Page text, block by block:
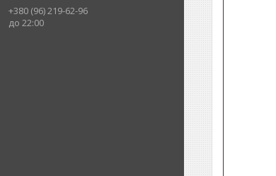
+380 (96) 219-62-96
до 22:00